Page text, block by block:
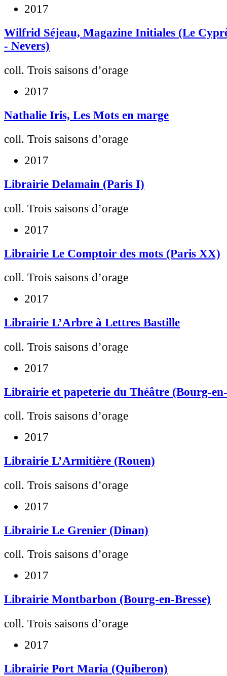
2017
Wilfrid Séjeau, Magazine Initiales (Le
- Nevers)
coll. Trois saisons d’orage
2017
Nathalie Iris, Les Mots en marge
coll. Trois saisons d’orage
2017
Librairie Delamain (Paris I)
coll. Trois saisons d’orage
2017
Librairie Le Comptoir des mots (Paris XX)
coll. Trois saisons d’orage
2017
Librairie L’Arbre à Lettres Bastille
coll. Trois saisons d’orage
2017
Librairie et papeterie du Théâtre (Bourg-
coll. Trois saisons d’orage
2017
Librairie L’Armitière (Rouen)
coll. Trois saisons d’orage
2017
Librairie Le Grenier (Dinan)
coll. Trois saisons d’orage
2017
Librairie Montbarbon (Bourg-en-Bresse)
coll. Trois saisons d’orage
2017
Librairie Port Maria (Quiberon)